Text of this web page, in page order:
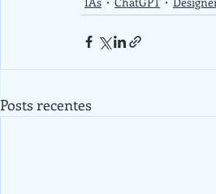
Posts recentes